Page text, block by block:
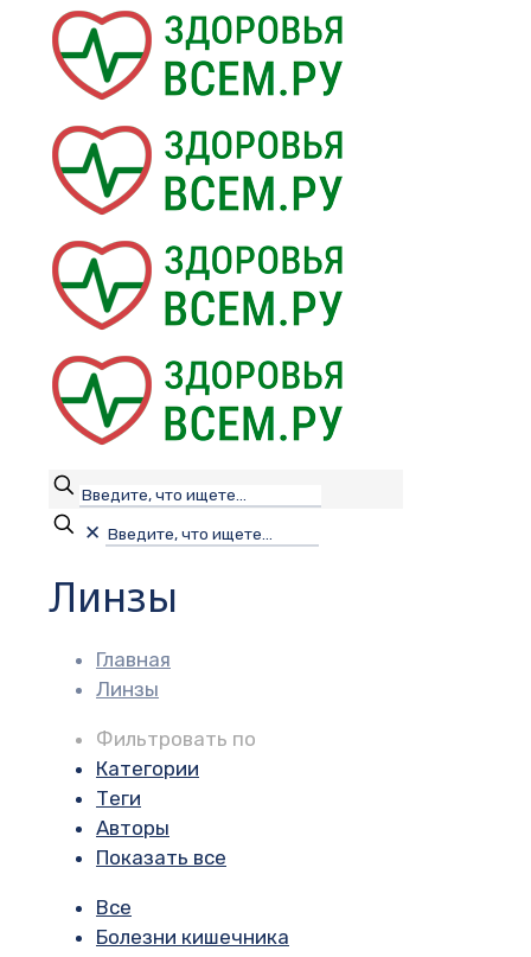
✕
Линзы
Главная
Линзы
Фильтровать по
Категории
Теги
Авторы
Показать все
Все
Болезни кишечника